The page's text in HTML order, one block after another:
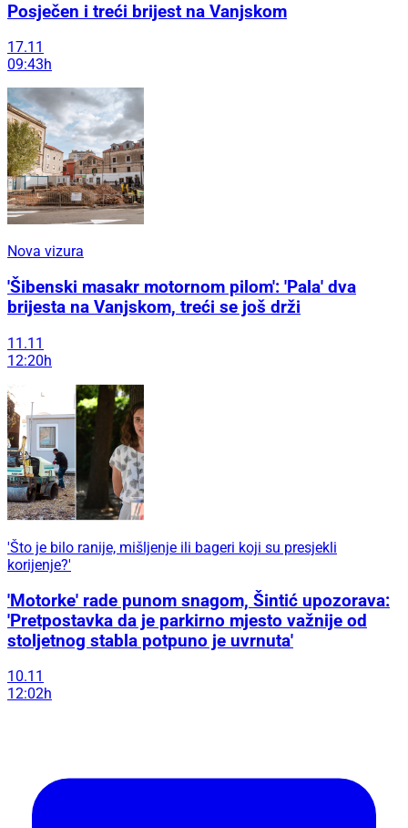
Posječen i treći brijest na Vanjskom
17.11
09:43h
Nova vizura
'Šibenski masakr motornom pilom': 'Pala' dva
brijesta na Vanjskom, treći se još drži
11.11
12:20h
'Što je bilo ranije, mišljenje ili bageri koji su presjekli
korijenje?'
'Motorke' rade punom snagom, Šintić upozorava:
'Pretpostavka da je parkirno mjesto važnije od
stoljetnog stabla potpuno je uvrnuta'
10.11
12:02h